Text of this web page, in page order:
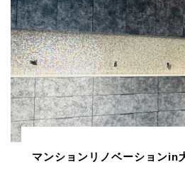
マンションリノベーションはいよい
長いカーペットを施工。 カーペッ
なくなっており、 貴重な技術です。
ありがとうございました。 トーヨー
一安心。 圧倒的な存在感です。 細
で最後まで緊張感がありました。
マンションリノベーションin